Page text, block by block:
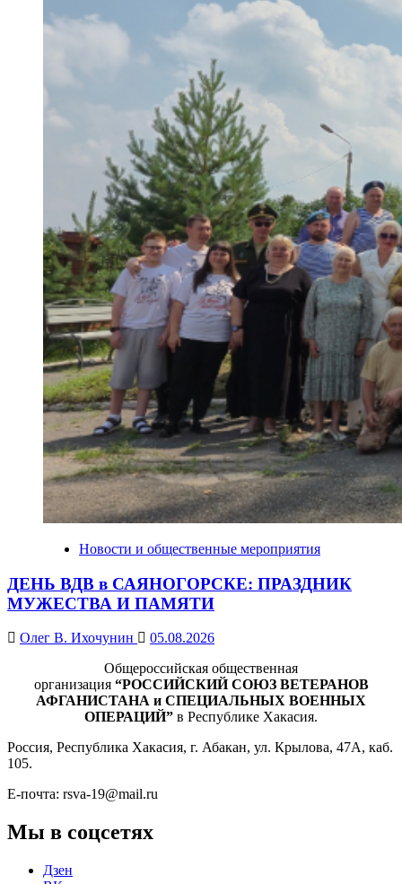
Новости и общественные мероприятия
ДЕНЬ ВДВ в САЯНОГОРСКЕ: ПРАЗДНИК
МУЖЕСТВА И ПАМЯТИ
Олег В. Ихочунин
05.08.2026
Общероссийская общественная
организация “РОССИЙСКИЙ СОЮЗ ВЕТЕРАНОВ
АФГАНИСТАНА и СПЕЦИАЛЬНЫХ ВОЕННЫХ
ОПЕРАЦИЙ” в Республике Хакасия.
Россия, Республика Хакасия, г. Абакан, ул. Крылова, 47А, каб.
105.
Е-почта: rsva-19@mail.ru
Мы в соцсетях
Дзен